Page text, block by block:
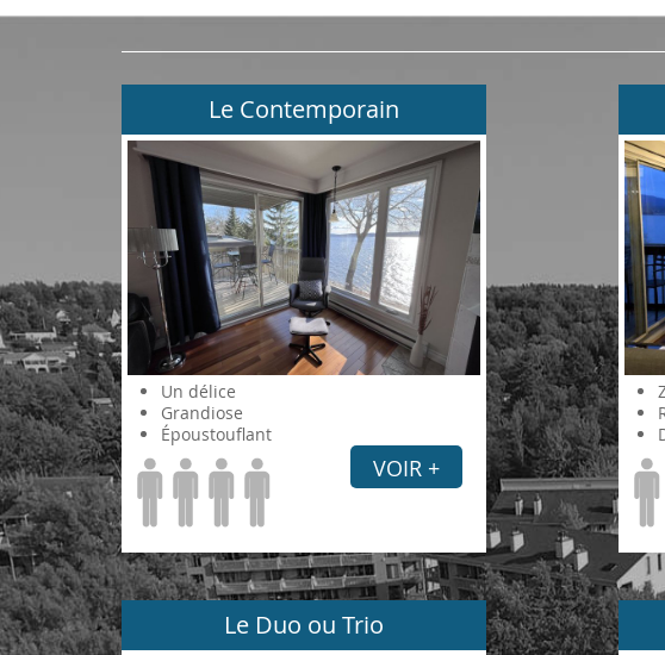
Le Contemporain
Un délice
Grandiose
Époustouflant
VOIR +
Le Duo ou Trio